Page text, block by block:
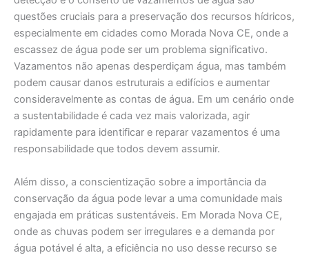
questões cruciais para a preservação dos recursos hídricos,
especialmente em cidades como Morada Nova CE, onde a
escassez de água pode ser um problema significativo.
Vazamentos não apenas desperdiçam água, mas também
podem causar danos estruturais a edifícios e aumentar
consideravelmente as contas de água. Em um cenário onde
a sustentabilidade é cada vez mais valorizada, agir
rapidamente para identificar e reparar vazamentos é uma
responsabilidade que todos devem assumir.
Além disso, a conscientização sobre a importância da
conservação da água pode levar a uma comunidade mais
engajada em práticas sustentáveis. Em Morada Nova CE,
onde as chuvas podem ser irregulares e a demanda por
água potável é alta, a eficiência no uso desse recurso se